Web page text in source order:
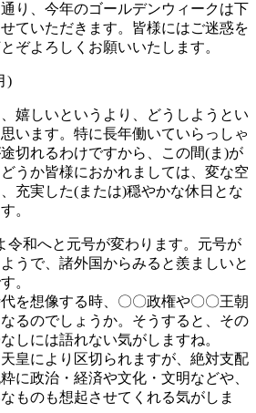
り、今年のゴールデンウィークは下
ていただきます。皆様にはご迷惑を
ぞよろしくお願いいたします。
)
嬉しいというより、どうしようとい
います。特に長年働いていらっしゃ
切れるわけですから、この間(ま)が
うか皆様におかれましては、変な空
充実した(または)穏やかな休日とな
。
令和へと元号が変わります。元号が
うで、諸外国からみると羨ましいと
。
を想像する時、〇〇政権や〇〇王朝
るのでしょうか。そうすると、その
しには語れない気がしますね。
皇により区切られますが、絶対支配
に政治・経済や文化・文明などや、
ものも想起させてくれる気がしま